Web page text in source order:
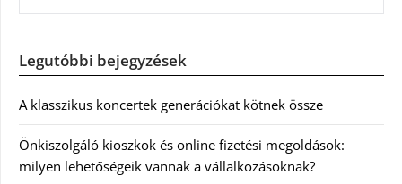
Legutóbbi bejegyzések
A klasszikus koncertek generációkat kötnek össze
Önkiszolgáló kioszkok és online fizetési megoldások:
milyen lehetőségeik vannak a vállalkozásoknak?